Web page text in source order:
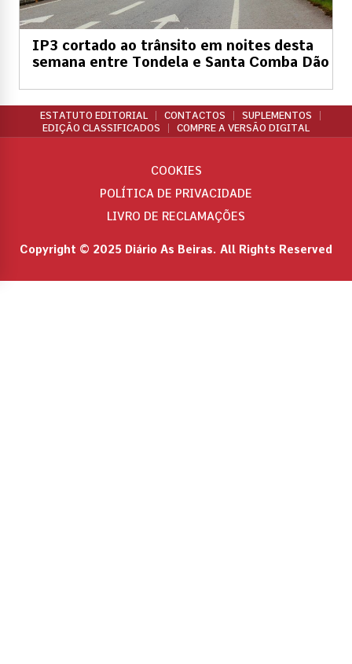
IP3 cortado ao trânsito em noites desta
semana entre Tondela e Santa Comba Dão
ESTATUTO EDITORIAL CONTACTOS
SUPLEMENTOS
EDIÇÃO CLASSIFICADOS
COMPRE A VERSÃO DIGITAL
Copyright © 2025 Diário As Beiras. All Rights Reserved
COOKIES
POLÍTICA DE PRIVACIDADE
LIVRO DE RECLAMAÇÕES